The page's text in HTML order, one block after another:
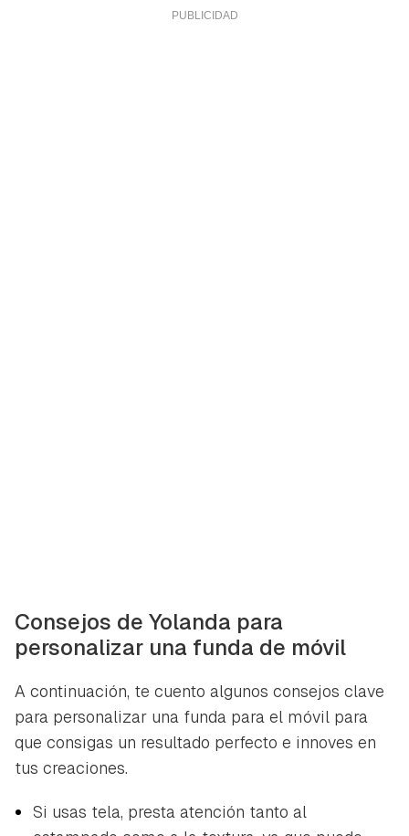
Consejos de Yolanda para
personalizar una funda de móvil
A continuación, te cuento algunos consejos clave
para personalizar una funda para el móvil para
que consigas un resultado perfecto e innoves en
tus creaciones.
Si usas tela, presta atención tanto al